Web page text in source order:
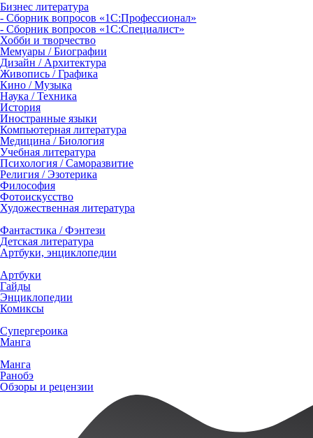
Бизнес литература
- Сборник вопросов «1С:Профессионал»
- Сборник вопросов «1С:Специалист»
Хобби и творчество
Мемуары / Биографии
Дизайн / Архитектура
Живопись / Графика
Кино / Музыка
Наука / Техника
История
Иностранные языки
Компьютерная литература
Медицина / Биология
Учебная литература
Психология / Саморазвитие
Религия / Эзотерика
Философия
Фотоискусство
Художественная литература
Фантастика / Фэнтези
Детская литература
Артбуки, энциклопедии
Артбуки
Гайды
Энциклопедии
Комиксы
Супергероика
Манга
Манга
Ранобэ
Обзоры и рецензии